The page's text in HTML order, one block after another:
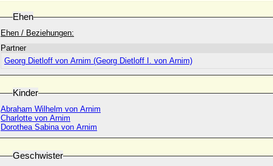
Ehen
Ehen / Beziehungen:
Partner
Georg Dietloff von Arnim (Georg Dietloff I. von Arnim)
Kinder
Abraham Wilhelm von Arnim
Charlotte von Arnim
Dorothea Sabina von Arnim
Geschwister